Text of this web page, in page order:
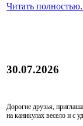
Читать
30.07.2026
Дорогие друзья,
на каникулах весело и с